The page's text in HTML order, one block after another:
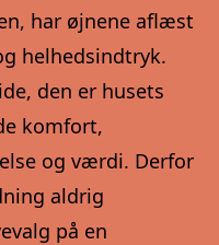
har øjnene aflæst
helhedsindtryk.
den er husets
komfort,
og værdi. Derfor
aldrig
på en